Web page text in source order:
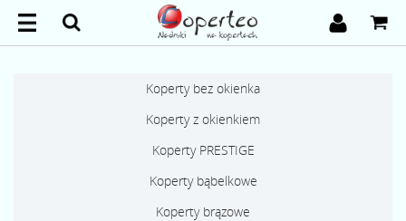
Koperty bez okienka
Koperty z okienkiem
Koperty PRESTIGE
Koperty bąbelkowe
Koperty brązowe